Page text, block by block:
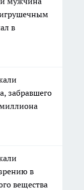
в
забравшего
в
вещества